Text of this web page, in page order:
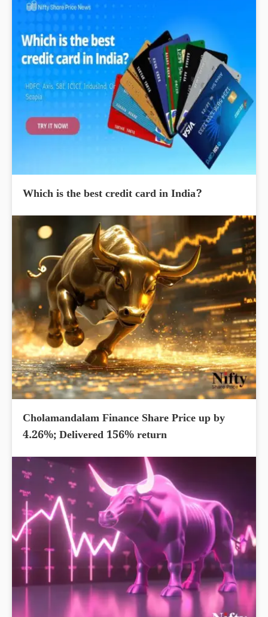
Which is the best credit card in India?
Cholamandalam Finance Share Price up by
4.26%; Delivered 156% return